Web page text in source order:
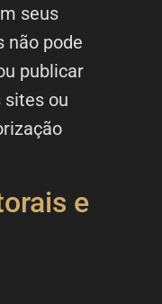
seus
não pode
publicar
sites ou
e